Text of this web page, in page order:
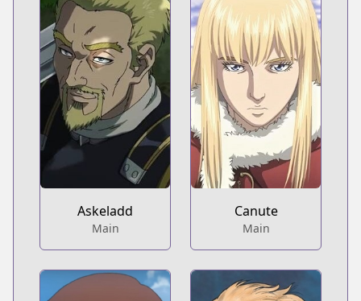
Askeladd
Main
Canute
Main